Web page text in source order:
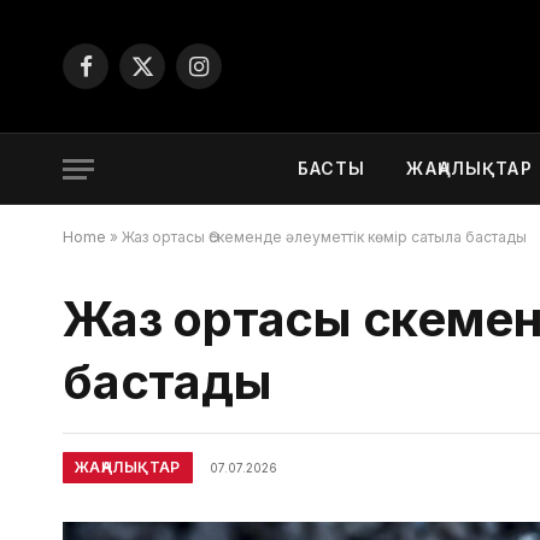
Facebook
X
Instagram
БАСТЫ ЖАҢАЛЫҚТАР
Home » Жаз ортасы Өскеменде әлеуметтік көмір сатыла бастады
Жаз ортасы
бастады
ЖАҢАЛЫҚТАР 07.07.2026